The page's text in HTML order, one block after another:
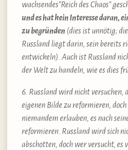
wachsendes”Reich des Chaos”
und es hat kein Interesse daran,
zu begründen (dies ist unnötig;
Russland liegt darin, sein bereits
entwickeln). Auch ist Russland
der Welt zu handeln, wie es dies
6. Russland wird nicht versuchen,
eigenen Bilde zu reformieren,
niemandem erlauben, es nach
reformieren. Russland wird sich
abschotten, doch wer versucht, es